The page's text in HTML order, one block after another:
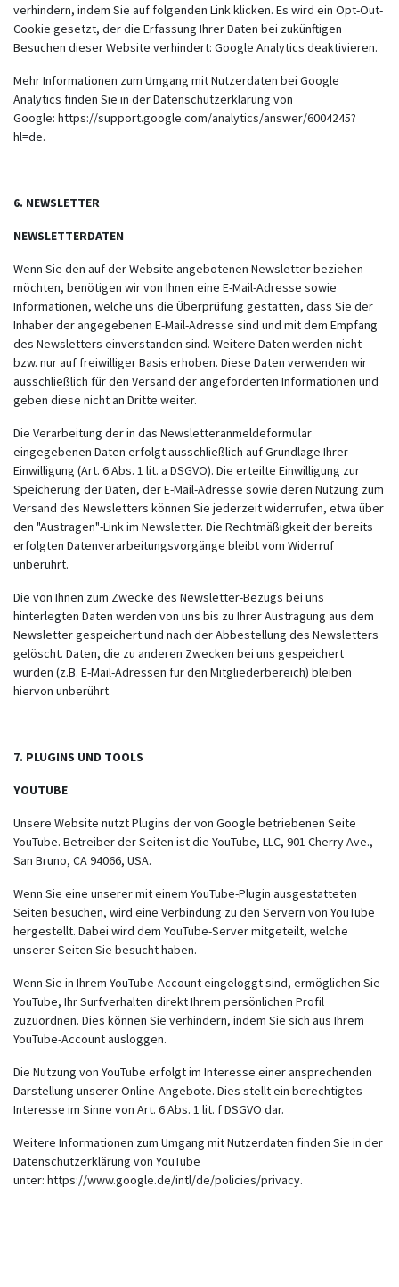
verhindern, indem Sie auf folgenden Link klicken. Es wird ein Opt-Out-
Cookie gesetzt, der die Erfassung Ihrer Daten bei zukünftigen
Besuchen dieser Website verhindert: Google Analytics deaktivieren.
Mehr Informationen zum Umgang mit Nutzerdaten bei Google
Analytics finden Sie in der Datenschutzerklärung von
Google: https://support.google.com/analytics/answer/6004245?
hl=de.
6. NEWSLETTER
NEWSLETTERDATEN
Wenn Sie den auf der Website angebotenen Newsletter beziehen
möchten, benötigen wir von Ihnen eine E-Mail-Adresse sowie
Informationen, welche uns die Überprüfung gestatten, dass Sie der
Inhaber der angegebenen E-Mail-Adresse sind und mit dem Empfang
des Newsletters einverstanden sind. Weitere Daten werden nicht
bzw. nur auf freiwilliger Basis erhoben. Diese Daten verwenden wir
ausschließlich für den Versand der angeforderten Informationen und
geben diese nicht an Dritte weiter.
Die Verarbeitung der in das Newsletteranmeldeformular
eingegebenen Daten erfolgt ausschließlich auf Grundlage Ihrer
Einwilligung (Art. 6 Abs. 1 lit. a DSGVO). Die erteilte Einwilligung zur
Speicherung der Daten, der E-Mail-Adresse sowie deren Nutzung zum
Versand des Newsletters können Sie jederzeit widerrufen, etwa über
den "Austragen"-Link im Newsletter. Die Rechtmäßigkeit der bereits
erfolgten Datenverarbeitungsvorgänge bleibt vom Widerruf
unberührt.
Die von Ihnen zum Zwecke des Newsletter-Bezugs bei uns
hinterlegten Daten werden von uns bis zu Ihrer Austragung aus dem
Newsletter gespeichert und nach der Abbestellung des Newsletters
gelöscht. Daten, die zu anderen Zwecken bei uns gespeichert
wurden (z.B. E-Mail-Adressen für den Mitgliederbereich) bleiben
hiervon unberührt.
7. PLUGINS UND TOOLS
YOUTUBE
Unsere Website nutzt Plugins der von Google betriebenen Seite
YouTube. Betreiber der Seiten ist die YouTube, LLC, 901 Cherry Ave.,
San Bruno, CA 94066, USA.
Wenn Sie eine unserer mit einem YouTube-Plugin ausgestatteten
Seiten besuchen, wird eine Verbindung zu den Servern von YouTube
hergestellt. Dabei wird dem YouTube-Server mitgeteilt, welche
unserer Seiten Sie besucht haben.
Wenn Sie in Ihrem YouTube-Account eingeloggt sind, ermöglichen Sie
YouTube, Ihr Surfverhalten direkt Ihrem persönlichen Profil
zuzuordnen. Dies können Sie verhindern, indem Sie sich aus Ihrem
YouTube-Account ausloggen.
Die Nutzung von YouTube erfolgt im Interesse einer ansprechenden
Darstellung unserer Online-Angebote. Dies stellt ein berechtigtes
Interesse im Sinne von Art. 6 Abs. 1 lit. f DSGVO dar.
Weitere Informationen zum Umgang mit Nutzerdaten finden Sie in der
Datenschutzerklärung von YouTube
unter: https://www.google.de/intl/de/policies/privacy.